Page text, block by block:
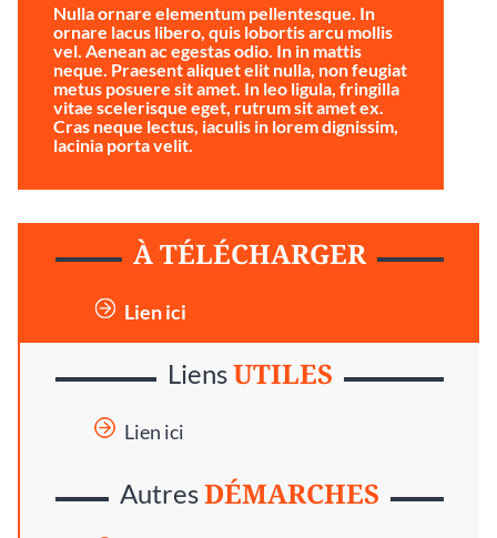
Nulla ornare elementum pellentesque. In
ornare lacus libero, quis lobortis arcu mollis
vel. Aenean ac egestas odio. In in mattis
neque. Praesent aliquet elit nulla, non feugiat
metus posuere sit amet. In leo ligula, fringilla
vitae scelerisque eget, rutrum sit amet ex.
Cras neque lectus, iaculis in lorem dignissim,
lacinia porta velit.
À TÉLÉCHARGER
Lien ici
LiensUTILES
Lien ici
AutresDÉMARCHES